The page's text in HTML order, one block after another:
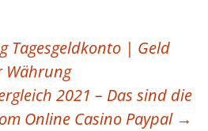
Tagesgeldkonto | Geld
Währung
2021 – Das sind die
Online Casino Paypal →